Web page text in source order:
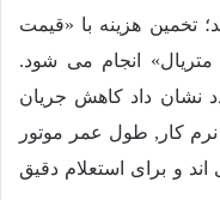
تخمین هزینه با «قیمت
انجام می شود.
ورودی پرتردد نشان داد کاهش جریان
سوپاپ نرم کار, طول عمر موتور
و برای استعلام دقیق